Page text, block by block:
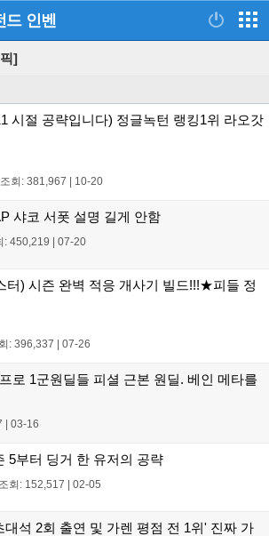
드 인벤
]
시절 공략입니다) 정글녹턴 랭킹1위 라오갓
조회: 381,967 10-20
샤코 서폿 설명 길게 안함
: 450,219 07-20
터) 시즌 완벽 적응 개사기 빌드!!!★피들 정
: 396,337 | 07-26
로 1군원딜들 피셜 근본 원딜. 베인 메타를
| 03-16
5부터 딩거 한 유저의 공략
조회: 152,517 | 02-05
대석 2회 출연 및 가렌 평점 전 1위' 진짜 가